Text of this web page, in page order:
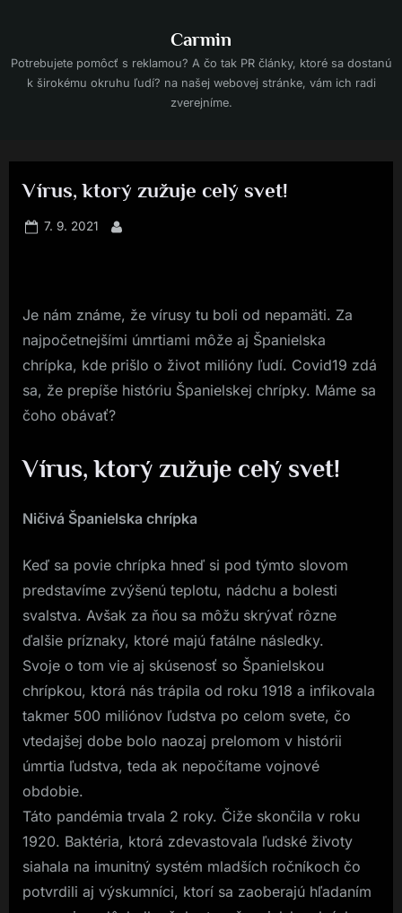
content
Carmin
Potrebujete pomôcť s reklamou? A čo tak PR články, ktoré sa dostanú
k širokému okruhu ľudí? na našej webovej stránke, vám ich radi
zverejníme.
Vírus, ktorý zužuje celý svet!
Posted
7. 9. 2021
Je nám známe, že vírusy tu boli od nepamäti. Za
najpočetnejšími úmrtiami môže aj Španielska
chrípka, kde prišlo o život milióny ľudí. Covid19 zdá
sa, že prepíše históriu Španielskej chrípky. Máme sa
čoho obávať?
Vírus, ktorý zužuje celý svet!
Ničivá Španielska chrípka
Keď sa povie chrípka hneď si pod týmto slovom
predstavíme zvýšenú teplotu, nádchu a bolesti
svalstva. Avšak za ňou sa môžu skrývať rôzne
ďalšie príznaky, ktoré majú fatálne následky.
Svoje o tom vie aj skúsenosť so Španielskou
chrípkou, ktorá nás trápila od roku 1918 a infikovala
takmer 500 miliónov ľudstva po celom svete, čo
vtedajšej dobe bolo naozaj prelomom v histórii
úmrtia ľudstva, teda ak nepočítame vojnové
obdobie.
Táto pandémia trvala 2 roky. Čiže skončila v roku
1920. Baktéria, ktorá zdevastovala ľudské životy
siahala na imunitný systém mladších ročníkoch čo
potvrdili aj výskumníci, ktorí sa zaoberajú hľadaním